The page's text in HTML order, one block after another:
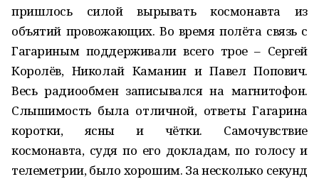
пришлось силой вырывать космонавта из
объятий провожающих. Во время полёта связь с
Гагариным поддерживали всего трое – Сергей
Королёв, Николай Каманин и Павел Попович.
Весь радиообмен записывался на магнитофон.
Слышимость была отличной, ответы Гагарина
коротки, ясны и чётки. Самочувствие
космонавта, судя по его докладам, по голосу и
телеметрии, было хорошим. За несколько секунд